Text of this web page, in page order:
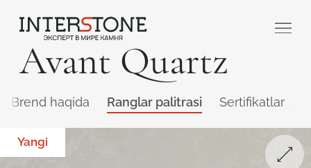
Avant Quartz
Brend haqida Ranglar palitrasi Sertifikatlar
Yangi